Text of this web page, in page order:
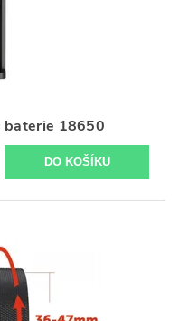
baterie 18650